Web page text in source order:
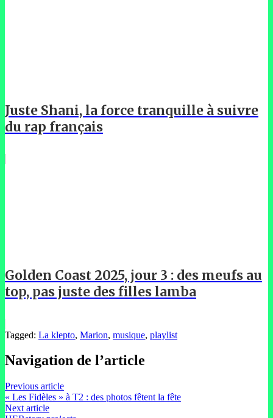
Juste Shani, la force tranquille à suivre
du rap français
Golden Coast 2025, jour 3 : des meufs au
top, pas juste des filles lamba
Tagged: La klepto, Marion, musique, playlist
Navigation de l’article
Previous article
« Les Fidèles » à T2 : des photos fêtent la fête
Next article